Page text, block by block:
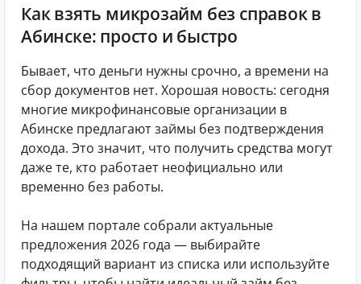
Как взять микрозайм без справок в
Абинске: просто и быстро
Бывает, что деньги нужны срочно, а времени на
сбор документов нет. Хорошая новость: сегодня
многие микрофинансовые организации в
Абинске предлагают займы без подтверждения
дохода. Это значит, что получить средства могут
даже те, кто работает неофициально или
временно без работы.
На нашем портале собрали актуальные
предложения 2026 года — выбирайте
подходящий вариант из списка или используйте